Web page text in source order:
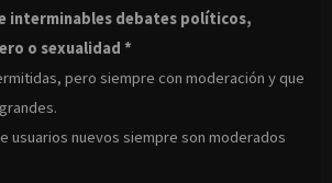
interminables debates políticos,
o sexualidad *
pero siempre con moderación y que
usuarios nuevos siempre son moderados